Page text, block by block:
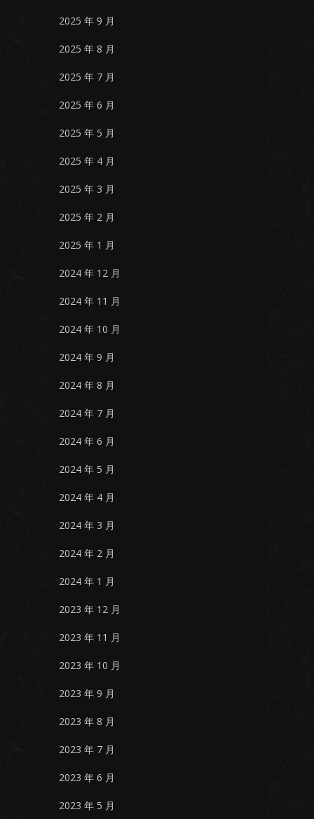
2025 年 9 月
2025 年 8 月
2025 年 7 月
2025 年 6 月
2025 年 5 月
2025 年 4 月
2025 年 3 月
2025 年 2 月
2025 年 1 月
2024 年 12 月
2024 年 11 月
2024 年 10 月
2024 年 9 月
2024 年 8 月
2024 年 7 月
2024 年 6 月
2024 年 5 月
2024 年 4 月
2024 年 3 月
2024 年 2 月
2024 年 1 月
2023 年 12 月
2023 年 11 月
2023 年 10 月
2023 年 9 月
2023 年 8 月
2023 年 7 月
2023 年 6 月
2023 年 5 月